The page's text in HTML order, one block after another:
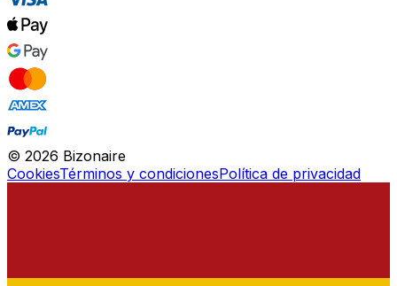
© 2026 Bizonaire
CookiesTérminos y condicionesPolítica de privacidad